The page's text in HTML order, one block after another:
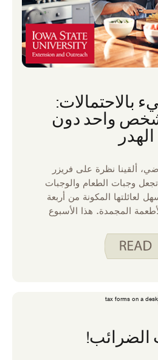
بالاحتمالات:
واحد دون
الهدر
ألقينا نظرة على فريزر
وجبات الطعام والوجبات
لعائلتها المكونة من أربعة
المجمدة. هذا الأسبوع
الطبخ لشخص واحد
نفسي فقط لأرضي وأعرف ما
من جهدك.